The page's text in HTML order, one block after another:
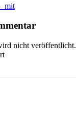
nicht veröffentlicht.